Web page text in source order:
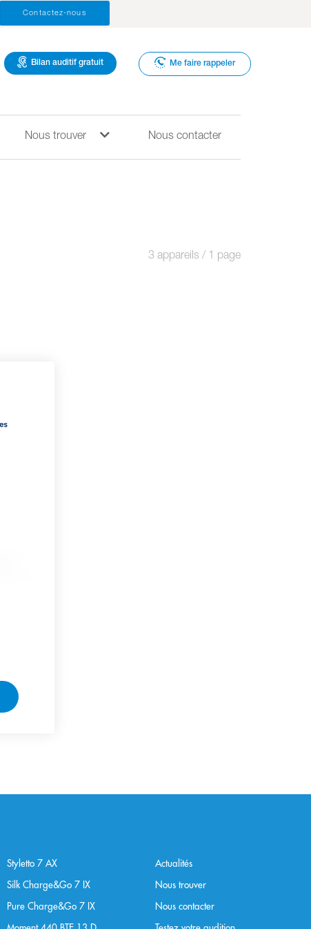
Contactez-nous
Bilan auditif gratuit Me faire rappeler
Nous trouver Nous contacter
3 appareils / 1 page
Styletto 7 AX
Silk Charge&Go 7 IX
Pure Charge&Go 7 IX
Actualités
Nous trouver
Nous contacter